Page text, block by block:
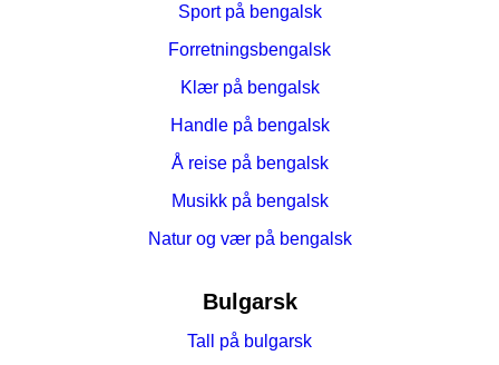
Sport på bengalsk
Forretningsbengalsk
Klær på bengalsk
Handle på bengalsk
Å reise på bengalsk
Musikk på bengalsk
Natur og vær på bengalsk
Bulgarsk
Tall på bulgarsk